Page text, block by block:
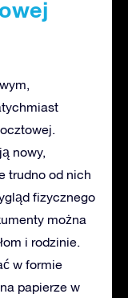
nowy,
trudno od nich
fizycznego
można
i rodzinie.
w formie
papierze w